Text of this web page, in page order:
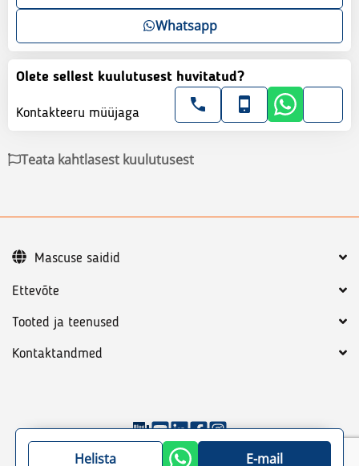
Whatsapp
Olete sellest kuulutusest huvitatud?
Kontakteeru müüjaga
Teata kahtlasest kuulutusest
Ettevõte
Tooted ja teenused
Kontaktandmed
Mascus Üldtingimused Privaatsuspoliitika
Mascuse saidid
Helista E-mail